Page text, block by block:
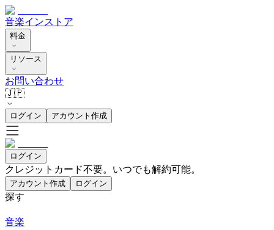
音楽インストア
料金
リソース
お問い合わせ
🇯🇵
ログイン アカウント作成
ログイン
クレジットカード不要。いつでも解約可能。
アカウント作成 ログイン
探す
音楽